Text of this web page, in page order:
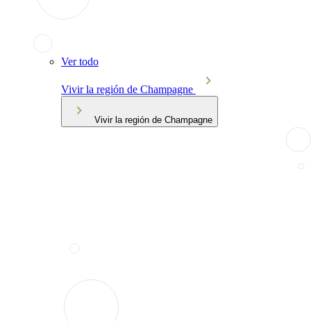
Ver todo
Vivir la región de Champagne
Vivir la región de Champagne